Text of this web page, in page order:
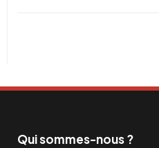
Qui sommes-nous ?